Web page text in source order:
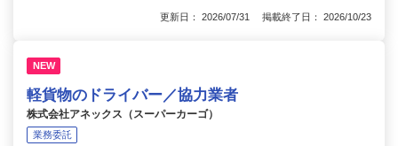
更新日： 2026/07/31 掲載終了日： 2026/10/23
NEW
軽貨物のドライバー／協力業者
株式会社アネックス（スーパーカーゴ）
業務委託